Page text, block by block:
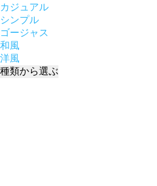
カジュアル
シンプル
ゴージャス
和風
洋風
種類から選ぶ